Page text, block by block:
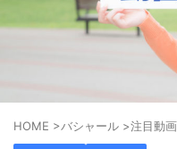
HOME >バシャール >注目動画